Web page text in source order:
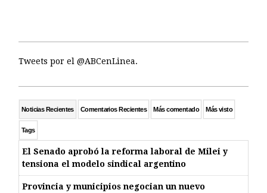
Tweets por el @ABCenLinea.
Noticias Recientes Comentarios Recientes Más comentado Más visto
Tags
El Senado aprobó la reforma laboral de Milei y
tensiona el modelo sindical argentino
Provincia y municipios negocian un nuevo